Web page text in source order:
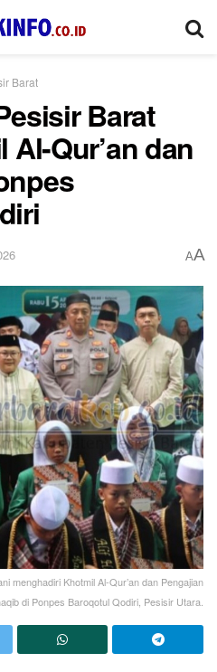
Barat
Barat
Qur’an dan
AA
menghadiri Khotmil Al-Qur’an dan Pengajian
di Ponpes Baroqotul Qodiri, Pesisir Utara.